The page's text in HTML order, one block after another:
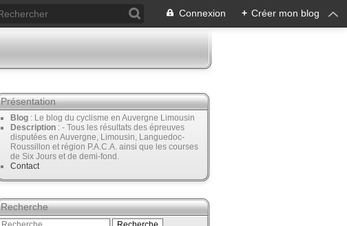
Connexion + Créer mon blog
Présentation
Blog : Le blog du cyclisme en Auvergne Limousin
Description : - Tous les résultats des épreuves
disputées en Auvergne, Limousin, Languedoc-
Roussillon et région P.A.C.A. ainsi que les courses
de Six Jours et de demi-fond.
Contact
Recherche